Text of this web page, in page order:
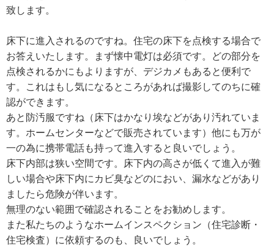
致します。
床下に進入されるのですね。住宅の床下を点検する場合で
お答えいたします。まず懐中電灯は必須です。どの部分を
点検されるかにもよりますが、デジカメもあると便利で
す。これはもし気になるところがあれば撮影してのちに確
認ができます。
あと防汚服ですね（床下はかなり埃などがあり汚れていま
す。ホームセンターなどで販売されています）他にも万が
一の為に携帯電話も持って進入すると良いでしょう。
床下内部は狭い空間です。床下内の高さが低くて進入が難
しい場合や床下内にカビ臭などのにおい、漏水などがあり
ましたら危険が伴います。
無理のない範囲で確認されることをお勧めします。
また私たちのようなホームインスペクション（住宅診断・
住宅検査）に依頼するのも、良いでしょう。